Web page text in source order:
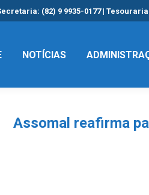
(82) 9 9935-0177 |
NOTÍCIAS
Assomal reafirma